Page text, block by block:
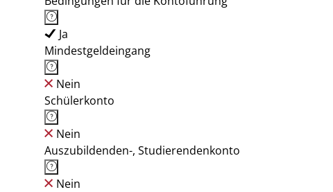
Ja
Mindestgeldeingang
Nein
Schülerkonto
Nein
Auszubildenden-, Studierendenkonto
Nein